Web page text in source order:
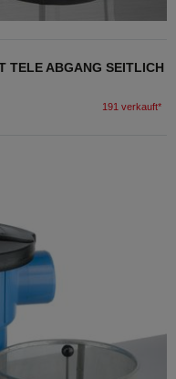
TELE ABGANG SEITLICH
191 verkauft*